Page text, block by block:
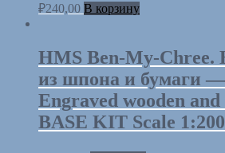
₽240,00 В корзину
HMS Ben-My-Chree.
из шпона и бумаги
Engraved wooden
BASE KIT Scale